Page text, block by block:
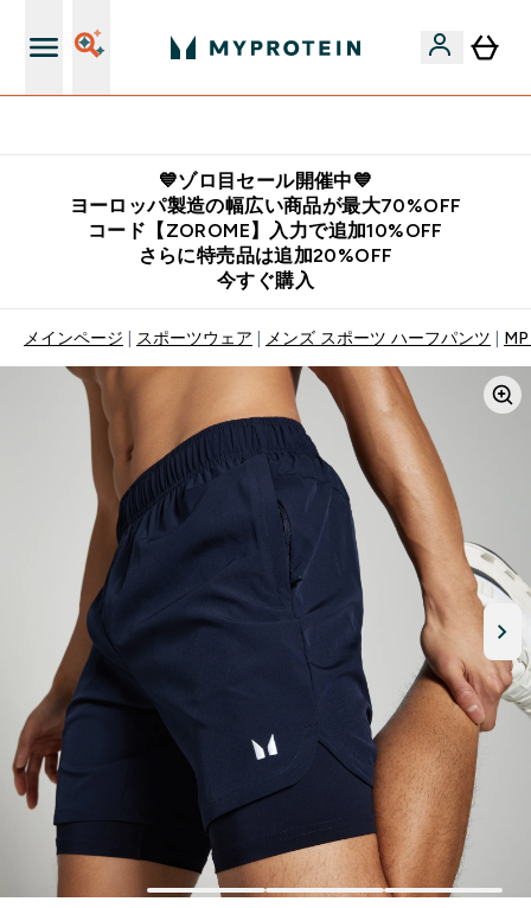
💙ゾロ目セール開催中💙
ヨーロッパ製造の幅広い商品が最大70%OFF
コード【ZOROME】入力で追加10%OFF
さらに特売品は追加20%OFF
今すぐ購入
メインページ スポーツウェア メンズ スポーツ ハーフパンツ